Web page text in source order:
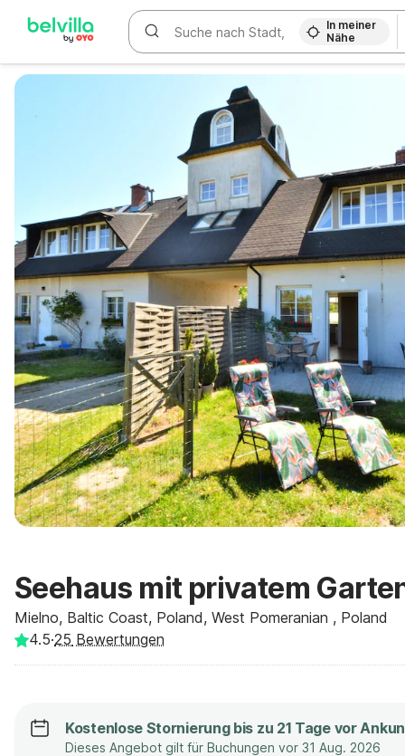
In meiner
Nähe
Seehaus mit privatem
Mielno, Baltic Coast, Poland, West Pomeranian , Poland
4.5·25 Bewertungen
Kostenlose Stornierung bis zu 21 Tage vor
Dieses Angebot gilt für Buchungen vor 31 Aug. 2026